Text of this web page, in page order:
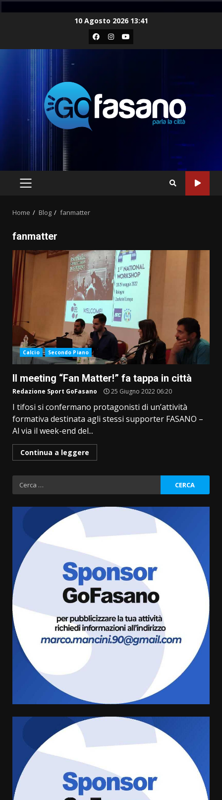
10 Agosto 2026 13:41
Facebook
Instagram
Youtube
PRIMARY
Home Blog fanmatter
fanmatter
Calcio Secondo Piano
Il meeting “Fan Matter!” fa tappa in città
Redazione Sport GoFasano 25 Giugno 2022 06:20
I tifosi si confermano protagonisti di un’attività
formativa destinata agli stessi supporter FASANO –
Al via il week-end del...
Continua a leggere
Ricerca
per:
Grande successo per la “Sagra
del Pesce Spada” a Savelletri
9 Agosto 2026 07:32
Serie D, l’Us Fasano non molla e
conferma di voler ricorrere per
ottenere l’iscrizione
ufficialmente la Festa di
Savelletri
8 Agosto 2026 11:00
Savelletri in festa, domani sera
grande spettacolo con Uccio De
Santis